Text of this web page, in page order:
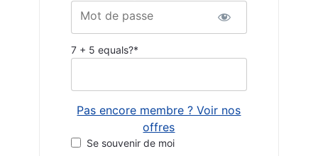
Mot de passe
7 + 5 equals?*
Pas encore membre ? Voir nos
offres
Se souvenir de moi